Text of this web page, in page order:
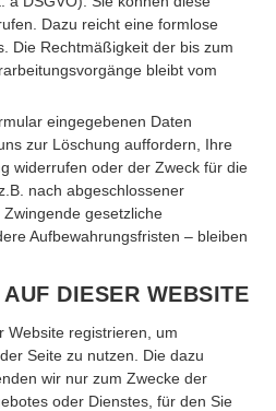
Dazu reicht eine formlose
Die Rechtmäßigkeit der bis zum
bleibt vom
eingegebenen Daten
zur Löschung auffordern, Ihre
widerrufen oder der Zweck für die
nach abgeschlossener
gesetzliche
Aufbewahrungsfristen – bleiben
DIESER WEBSITE
Website registrieren, um
Seite zu nutzen. Die dazu
wir nur zum Zwecke der
oder Dienstes, für den Sie